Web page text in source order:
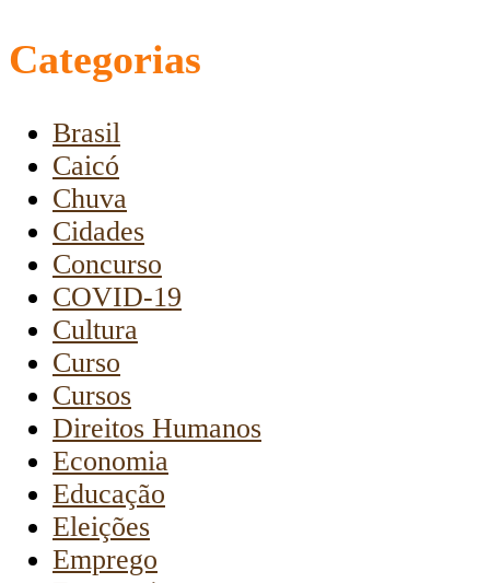
Categorias
Brasil
Caicó
Chuva
Cidades
Concurso
COVID-19
Cultura
Curso
Cursos
Direitos Humanos
Economia
Educação
Eleições
Emprego